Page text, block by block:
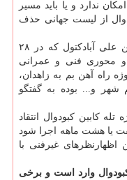
ندارد و یا باید مسیر
از لیست جهانی حذف
با رمضان جعفری، مشاور طرح تله كابین علی آبادكتول كه در ۲۸
۸۰ پروژه مهم و محوری فنی و عمرانی
راه آهن بم به زاهدان،
شهر و... بوده به گفتگو
كابین كبودوال انتقاد
یا هشت ماهه اجرا شود
غیرفنی با
كبودوال وارد است و برخی